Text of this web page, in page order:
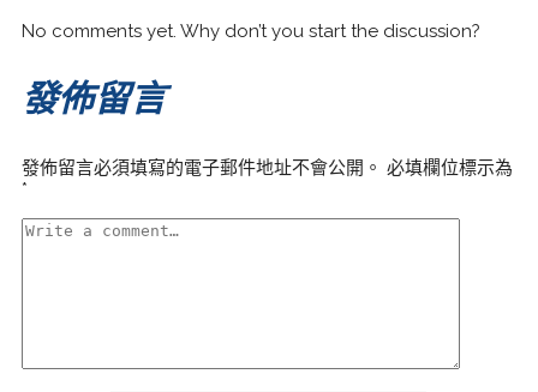
No comments yet. Why don’t you start the discussion?
發佈留言
發佈留言必須填寫的電子郵件地址不會公開。 必填欄位標示為
*